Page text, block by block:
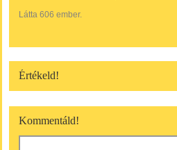
Látta 606 ember.
Értékeld!
Kommentáld!